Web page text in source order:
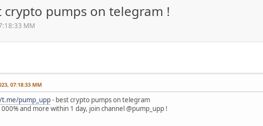
crypto pumps on telegram !
ΜΜ
07:18:33 ΜΜ
pump_upp- best crypto pumps on telegram
and more within 1 day, join channel @pump_upp !